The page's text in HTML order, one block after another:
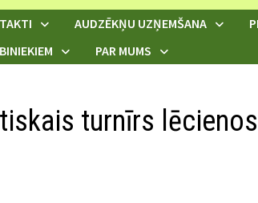
AUDZĒKŅU UZŅEMŠANA
PAR MUMS
turnīrs